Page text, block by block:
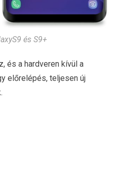
és S9+
és a hardveren kívül a
előrelépés, teljesen új